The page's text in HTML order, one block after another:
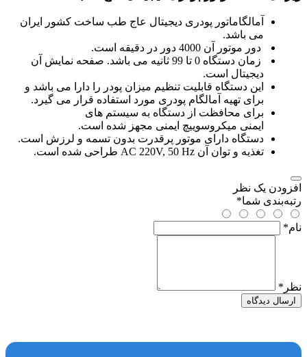
آمالگاماتور پودری دیجیتال عاج طب ساخت کشور ایران
می باشد.
دور موتور آن 4000 دور در دقیقه است.
زمان دستگاه 0 تا 99 ثانیه می باشد. صفحه نمایش آن
دیجیتال است.
این دستگاه قابلیت تنظیم میزان پودر را دارا می باشد و
برای تهیه آمالگام پودری مورد استفاده قرار می گیرد.
برای محافظت از دستگاه به سیستم های
ایمنی میکروسوییچ ایمنی مجهز شده است.
دستگاه دارای موتور پرقدرت بدون تسمه و لرزش است.
تغذیه و توان آن AC 220V, 50 Hz طراحی شده است.
افزودن یک نظر
رتبه‌بندی شما*
نام*
نظر *
ارسال دیدگاه